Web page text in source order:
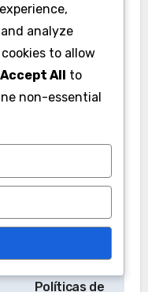
resultar na
definir
e
de contato com
para evitar
Políticas de
analyze
to allow
Accept All to
non-essential